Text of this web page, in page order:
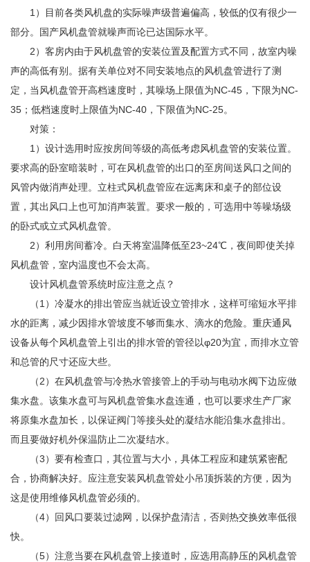
1）目前各类风机盘的实际噪声级普遍偏高，较低的仅有很少一
部分。国产风机盘管就噪声而论已达国际水平。
2）客房内由于风机盘管的安装位置及配置方式不同，故室内噪
声的高低有别。据有关单位对不同安装地点的风机盘管进行了测
定，当风机盘管开高档速度时，其噪场上限值为NC-45，下限为NC-
35；低档速度时上限值为NC-40，下限值为NC-25。
对策：
1）设计选用时应按房间等级的高低考虑风机盘管的安装位置。
要求高的卧室暗装时，可在风机盘管的出口的至房间送风口之间的
风管内做消声处理。立柱式风机盘管应在远离床和桌子的部位设
置，其出风口上也可加消声装置。要求一般的，可选用中等噪场级
的卧式或立式风机盘管。
2）利用房间蓄冷。白天将室温降低至23~24℃，夜间即使关掉
风机盘管，室内温度也不会太高。
设计风机盘管系统时应注意之点？
（1）冷凝水的排出管应当就近设立管排水，这样可缩短水平排
水的距离，减少因排水管坡度不够而集水、滴水的危险。重庆通风
设备从每个风机盘管上引出的排水管的管径以φ20为宜，而排水立管
和总管的尺寸还应大些。
（2）在风机盘管与冷热水管接管上的手动与电动水阀下边应做
集水盘。该集水盘可与风机盘管集水盘连通，也可以要求生产厂家
将原集水盘加长，以保证阀门等接头处的凝结水能沿集水盘排出。
而且要做好机外保温防止二次凝结水。
（3）要有检查口，其位置与大小，具体工程应和建筑紧密配
合，协商解决好。应注意安装风机盘管处小吊顶拆装的方便，因为
这是使用维修风机盘管必须的。
（4）回风口要装过滤网，以保护盘清洁，否则热交换效率低很
快。
（5）注意当要在风机盘管上接道时，应选用高静压的风机盘管